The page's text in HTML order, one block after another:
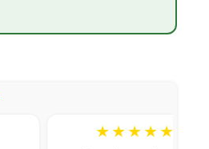
★★★★★